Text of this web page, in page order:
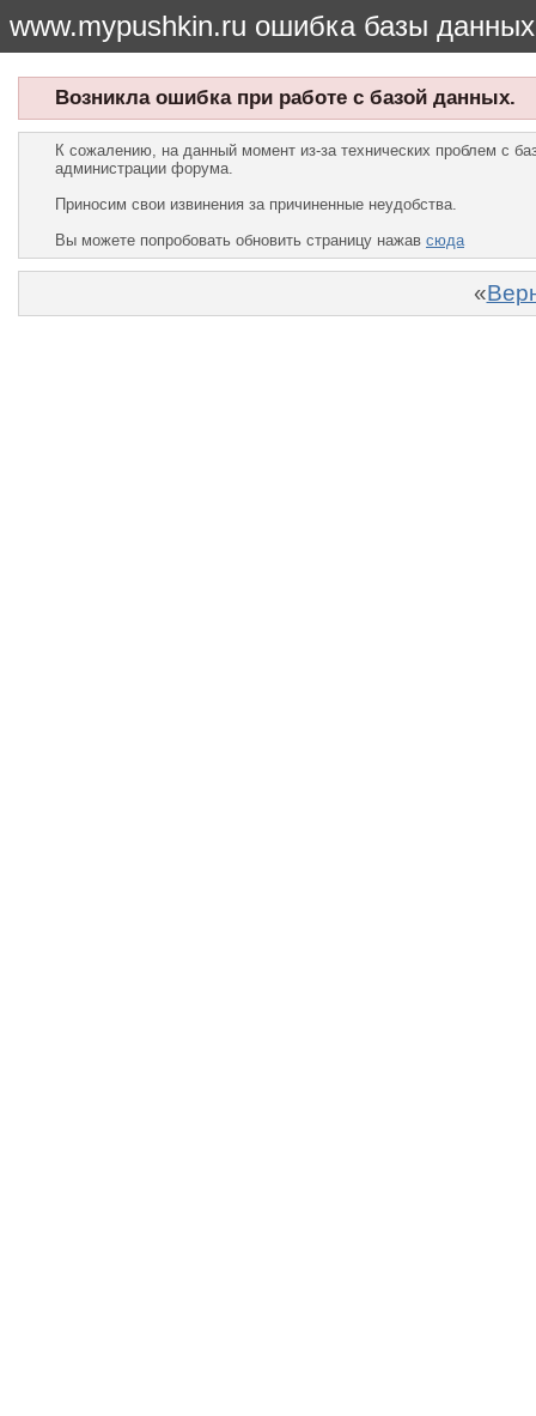
www.mypushkin.ru ошибка базы данных
Возникла ошибка при работе с базой данных.
К сожалению, на данный момент из-за технических проблем с
администрации форума.
Приносим свои извинения за причиненные неудобства.
Вы можете попробовать обновить страницу нажав сюда
«